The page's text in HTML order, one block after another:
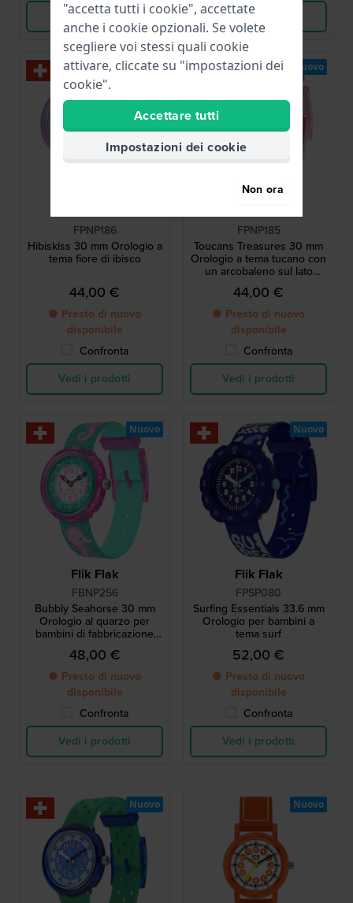
Vedi i prodotti Vedi i prodotti
FPNP186
Hibiskiss 30 mm Orologio a
tema fiore di ibisco
44,00 €
● Presto di nuovo
disponibile
Confronta
Vedi i prodotti
Nuovo
FPNP185
Toucans Treasures 30 mm
Orologio a tema tucano con
un arcobaleno sul lato
interno del cinturino
44,00 €
● Presto di nuovo
disponibile
Confronta
Vedi i prodotti
Nuovo
Flik Flak
FBNP256
Bubbly Seahorse 30 mm
Orologio al quarzo per
bambini di fabbricazione
svizzera con motivo a
cavalluccio marino
48,00 €
● Presto di nuovo
disponibile
Confronta
Vedi i prodotti
Nuovo
Flik Flak
FPSP080
Surfing Essentials 33.6 mm
Orologio per bambini a
tema surf
52,00 €
● Presto di nuovo
disponibile
Confronta
Vedi i prodotti
Nuovo
Nuovo Nuovo
"accetta tutti i cookie", accettate
anche i cookie opzionali. Se volete
scegliere voi stessi quali cookie
attivare, cliccate su "impostazioni dei
cookie".
Accettare tutti
Impostazioni dei cookie
Non ora